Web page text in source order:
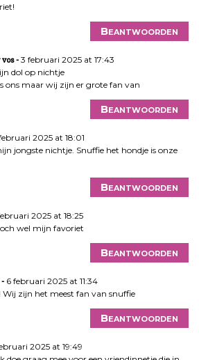
Beantwoorden
3 februari 2025 at 17:43
dol op nichtje
ons maar wij zijn er grote fan van
Beantwoorden
2025 at 18:01
jongste nichtje. Snuffie het hondje is onze
Beantwoorden
2025 at 18:25
wel mijn favoriet
Beantwoorden
6 februari 2025 at 11:34
Wij zijn het meest fan van snuffie
Beantwoorden
2025 at 19:49